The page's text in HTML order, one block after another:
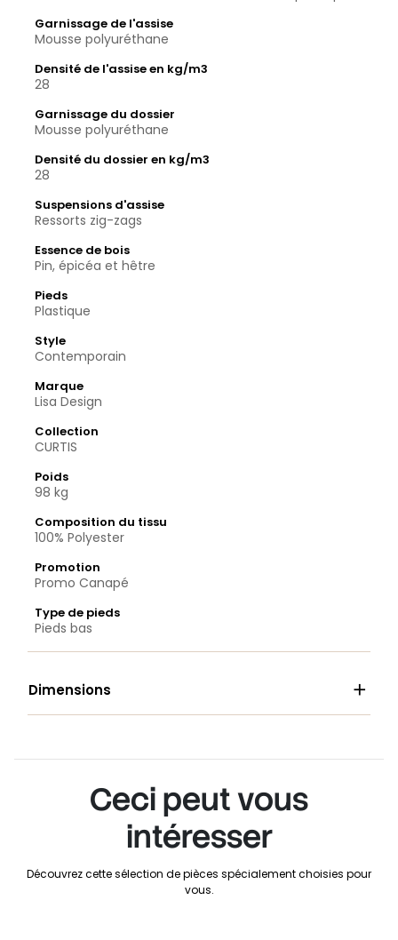
Garnissage de l'assise
Mousse polyuréthane
Densité de l'assise en kg/m3
28
Garnissage du dossier
Mousse polyuréthane
Densité du dossier en kg/m3
28
Suspensions d'assise
Ressorts zig-zags
Essence de bois
Pin, épicéa et hêtre
Pieds
Plastique
Style
Contemporain
Marque
Lisa Design
Collection
CURTIS
Poids
98 kg
Composition du tissu
100% Polyester
Promotion
Promo Canapé
Type de pieds
Pieds bas
Dimensions 
Ceci peut vous
intéresser
Découvrez cette sélection de pièces spécialement choisies pour
vous.